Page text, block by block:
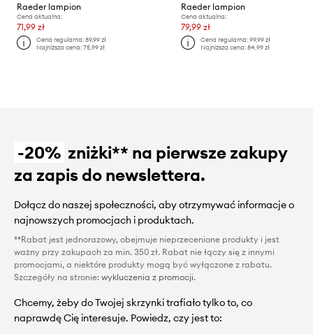
Raeder lampion
Cena aktualna:
71,99 zł
Cena regularna:89,99 zł
Najniższa cena:75,99 zł
Raeder lampion
Cena aktualna:
79,99 zł
Cena regularna: 99,99 zł
Najniższa cena: 84,99 zł
-20% zniżki** na pierwsze zakupy
za zapis do newslettera.
Dołącz do naszej społeczności, aby otrzymywać informacje o
najnowszych promocjach i produktach.
**Rabat jest jednorazowy, obejmuje nieprzecenione produkty i jest
ważny przy zakupach za min. 350 zł. Rabat nie łączy się z innymi
promocjami, a niektóre produkty mogą być wyłączone z rabatu.
Szczegóły na stronie: wykluczenia z promocji.
Chcemy, żeby do Twojej skrzynki trafiało tylko to, co
naprawdę Cię interesuje. Powiedz, czy jest to: